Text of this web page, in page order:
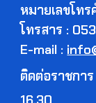
หมายเลขโท
โทรสาร :
E-mail :
ติดต่อราชกา